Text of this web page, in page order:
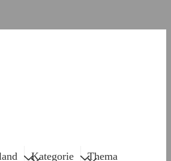
Kategorie
Thema